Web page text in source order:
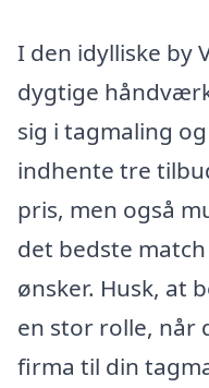
I den idylliske by
dygtige
sig i tagmaling
indhente tre
pris, men også
det bedste
ønsker. Husk, at
en stor rolle, når
firma til din